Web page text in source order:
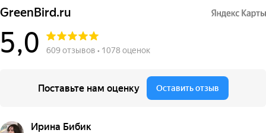
GreenBird.ru
5,0 609 отзывов • 1078 оценок
Поставьте нам оценку Оставить отзыв
Ирина Бибик